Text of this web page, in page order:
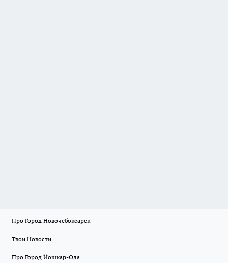
Про Город Новочебоксарск
Твои Новости
Про Город Йошкар-Ола